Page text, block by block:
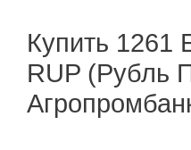
Купить 1261
RUP (Рубль